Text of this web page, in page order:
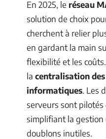
En 2025, le réseau
solution de choix
cherchent à relier
en gardant la main
flexibilité et les
la centralisation des
informatiques. Les
serveurs sont
simplifiant la gestion
doublons inutiles.